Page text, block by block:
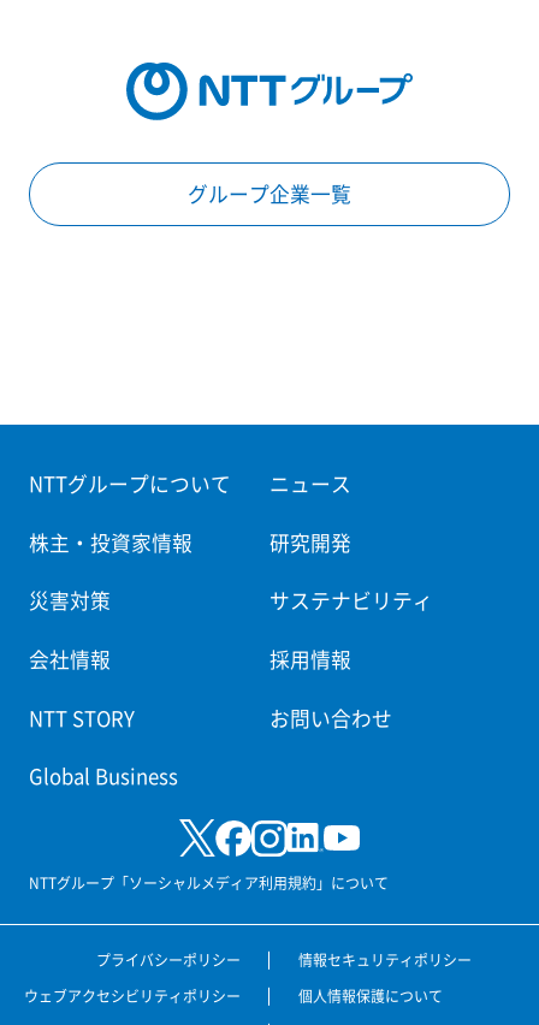
グループ企業一覧
NTTグループについて ニュース
株主・投資家情報 研究開発
災害対策 サステナビリティ
会社情報 採用情報
NTT STORY お問い合わせ
Global Business
NTTグループ「ソーシャルメディア利用規約」について
プライバシーポリシー
情報セキュリティポリシー
ウェブアクセシビリティポリシー
個人情報保護について